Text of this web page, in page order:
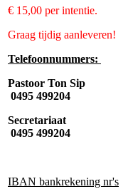
€ 15,00 per intentie.
Graag tijdig aanleveren!
Telefoonnummers:
Pastoor Ton Sip
0495 499204
Secretariaat
0495 499204
IBAN bankrekening nr's